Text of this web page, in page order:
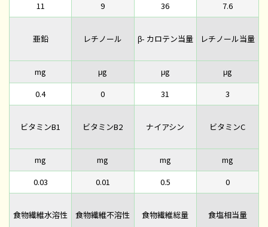
11 9 36 7.6
亜鉛
mg
0.4
レチノール
μg
0
β- カロテン当量
μg
31
レチノール当量
μg
3
ビタミンB1
mg
0.03
ビタミンB2
mg
0.01
ナイアシン
mg
0.5
ビタミンC
mg
0
食物繊維水溶性 食物繊維不溶性 食物繊維総量 食塩相当量